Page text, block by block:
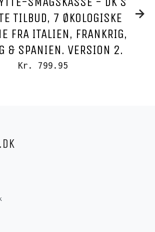
TILBUD, 7 ØKOLOGISKE
FRA ITALIEN, FRANKRIG,
& SPANIEN. VERSION 2.
Kr. 799.95